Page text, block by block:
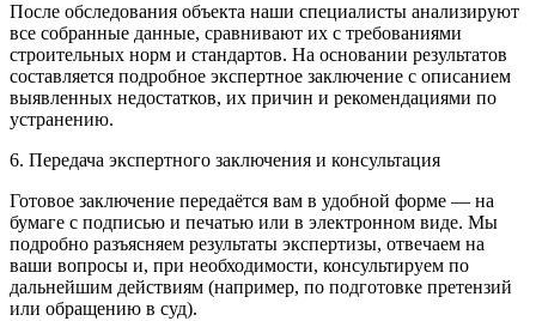
После обследования объекта наши специалисты анализируют
все собранные данные, сравнивают их с требованиями
строительных норм и стандартов. На основании результатов
составляется подробное экспертное заключение с описанием
выявленных недостатков, их причин и рекомендациями по
устранению.
6. Передача экспертного заключения и консультация
Готовое заключение передаётся вам в удобной форме — на
бумаге с подписью и печатью или в электронном виде. Мы
подробно разъясняем результаты экспертизы, отвечаем на
ваши вопросы и, при необходимости, консультируем по
дальнейшим действиям (например, по подготовке претензий
или обращению в суд).